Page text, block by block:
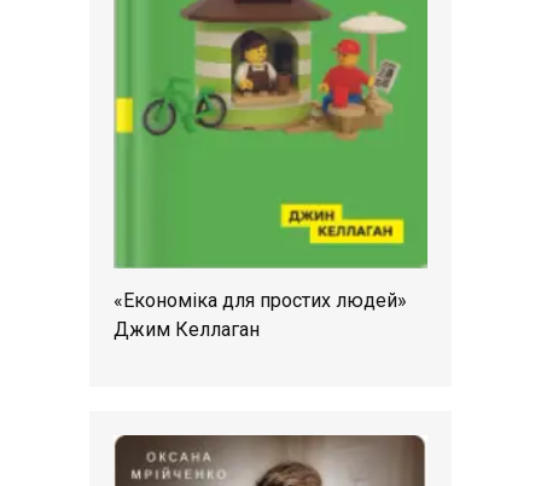
«Економіка для простих людей»
Джим Келлаган